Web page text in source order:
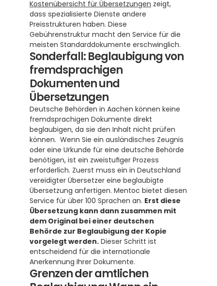
Kostenübersicht für Übersetzungen zeigt,
dass spezialisierte Dienste andere
Preisstrukturen haben. Diese
Gebührenstruktur macht den Service für die
meisten Standarddokumente erschwinglich.
Sonderfall: Beglaubigung von
fremdsprachigen
Dokumenten und
Übersetzungen
Deutsche Behörden in Aachen können keine
fremdsprachigen Dokumente direkt
beglaubigen, da sie den Inhalt nicht prüfen
können.  Wenn Sie ein ausländisches Zeugnis
oder eine Urkunde für eine deutsche Behörde
benötigen, ist ein zweistufiger Prozess
erforderlich. Zuerst muss ein in Deutschland
vereidigter Übersetzer eine beglaubigte
Übersetzung anfertigen. Mentoc bietet diesen
Service für über 100 Sprachen an. Erst diese
Übersetzung kann dann zusammen mit
dem Original bei einer deutschen
Behörde zur Beglaubigung der Kopie
vorgelegt werden. Dieser Schritt ist
entscheidend für die internationale
Anerkennung Ihrer Dokumente.
Grenzen der amtlichen